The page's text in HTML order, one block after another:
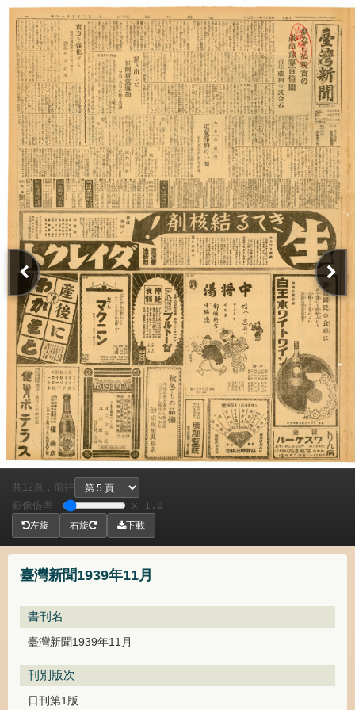
臺灣新聞1939年11月
書刊名
臺灣新聞1939年11月
刊別版次
日刊第1版
共 12頁，
前往
影像倍率
x 1.0
左旋 右旋 下載